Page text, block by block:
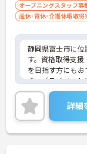
オープニングスタッフ募
産休･育休･介護休暇取得
静岡県富士市に
す。資格取得支
を目指す方にも
き、プライベー
イカー通勤が可
をお持ちの方はお
詳細